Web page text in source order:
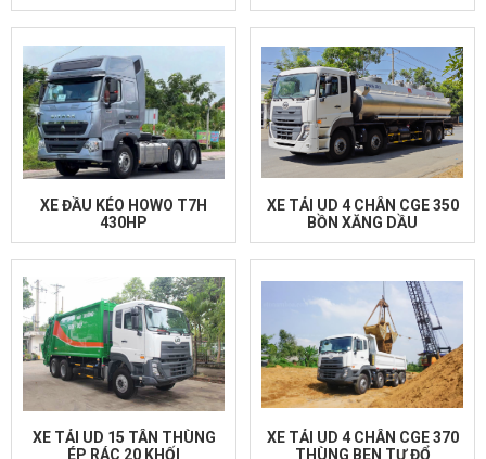
XE ĐẦU KÉO HOWO T7H
430HP
XE TẢI UD 4 CHÂN CGE 350
BỒN XĂNG DẦU
XE TẢI UD 15 TÂN THÙNG
ÉP RÁC 20 KHỐI
XE TẢI UD 4 CHÂN CGE 370
THÙNG BEN TỰ ĐỔ